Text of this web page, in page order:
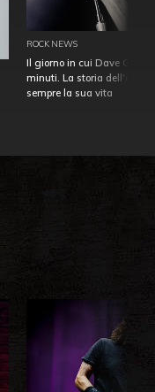
ROCK NEWS
Il giorno in cui Dave
minuti. La storia
sempre la sua vita